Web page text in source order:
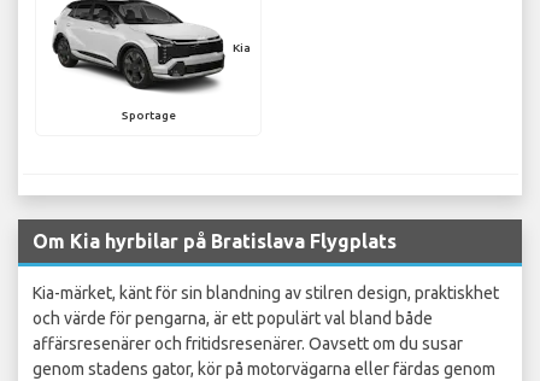
Kia
Sportage
Om Kia hyrbilar på Bratislava Flygplats
Kia-märket, känt för sin blandning av stilren design, praktiskhet
och värde för pengarna, är ett populärt val bland både
affärsresenärer och fritidsresenärer. Oavsett om du susar
genom stadens gator, kör på motorvägarna eller färdas genom